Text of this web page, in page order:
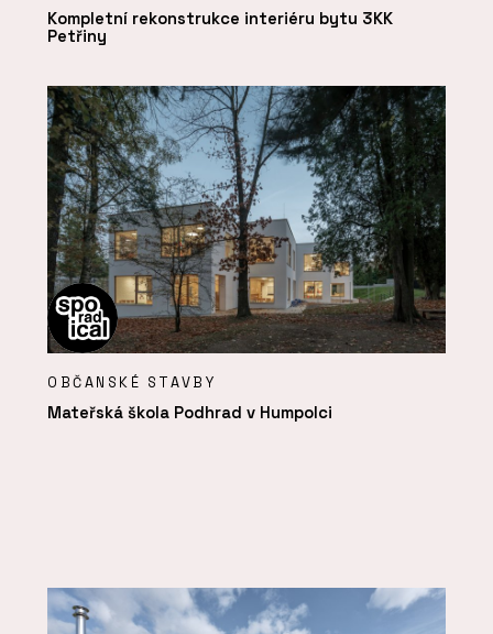
Kompletní rekonstrukce interiéru bytu 3KK
Petřiny
OBČANSKÉ STAVBY
Mateřská škola Podhrad v Humpolci